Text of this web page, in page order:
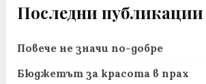
Последни публикации
Повече не значи по-добре
Бюджетът за красота в прах